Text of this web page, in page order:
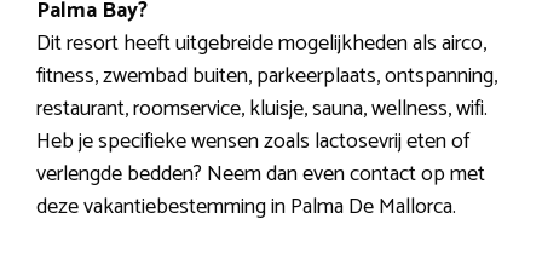
Palma Bay?
Dit resort heeft uitgebreide mogelijkheden als airco,
fitness, zwembad buiten, parkeerplaats, ontspanning,
restaurant, roomservice, kluisje, sauna, wellness, wifi.
Heb je specifieke wensen zoals lactosevrij eten of
verlengde bedden? Neem dan even contact op met
deze vakantiebestemming in Palma De Mallorca.